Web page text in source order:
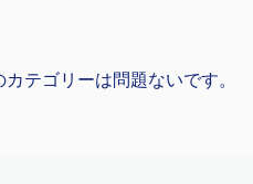
テゴリーは問題ないです。